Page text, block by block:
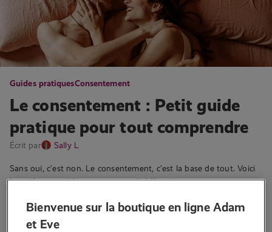
Guides pratiquesConsentement
Le consentement : Petit guide
pratique pour tout comprendre
Écrit par Sally L
Sans oui, c’est non. Le consentement, c’est la base de tout. Voici
le guide essentiel pour une sexualité libre, joyeuse et surtout,
1 553 vues
Bienvenue sur la boutique en ligne Adam
et Eve